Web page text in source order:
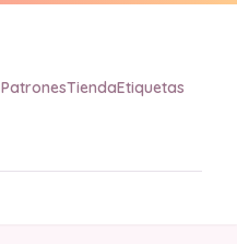
PatronesTiendaEtiquetas